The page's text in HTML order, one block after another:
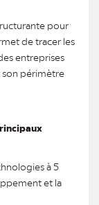
pour
de tracer les
entreprises
son périmètre
à 5
et la